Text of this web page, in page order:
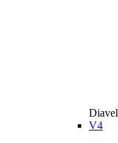
Diavel
V4